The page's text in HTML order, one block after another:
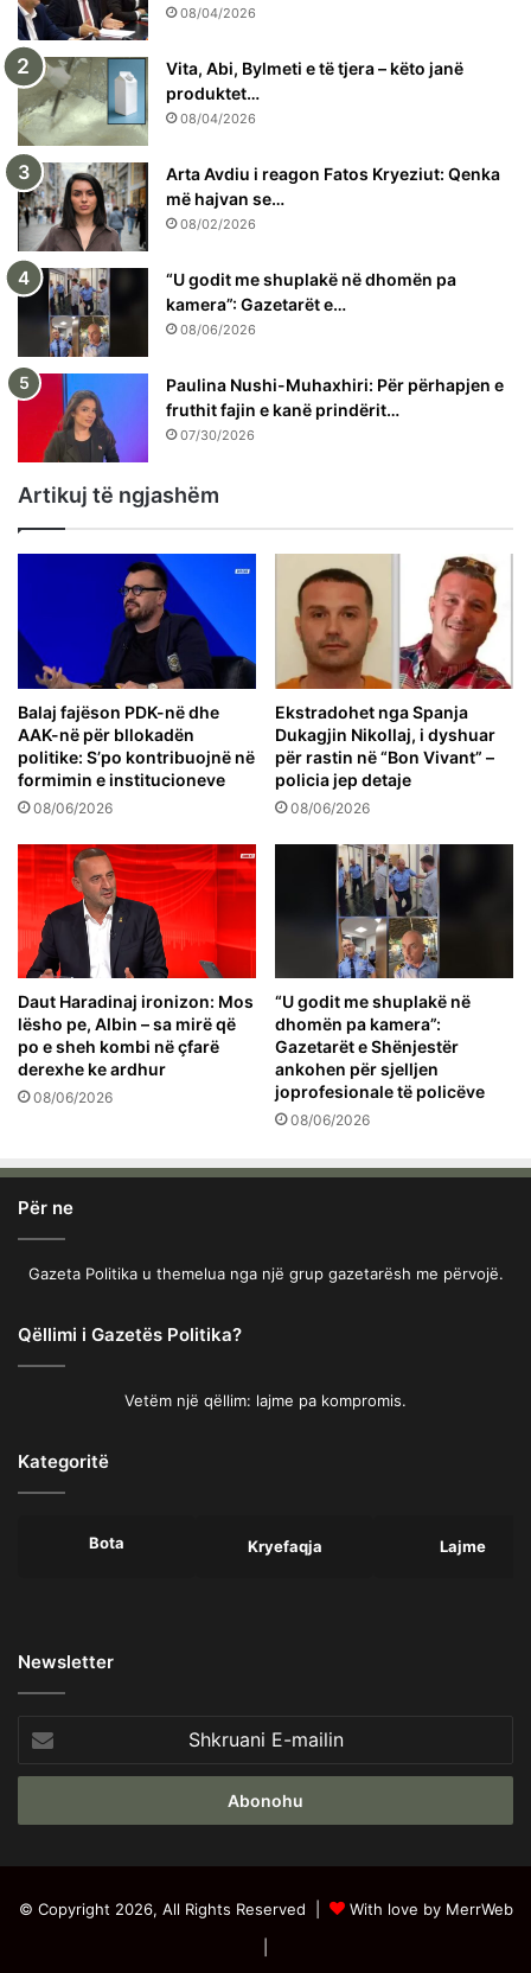
08/04/2026
Vita, Abi, Bylmeti e të tjera – këto janë
produktet…
08/04/2026
Arta Avdiu i reagon Fatos Kryeziut: Qenka
më hajvan se…
08/02/2026
“U godit me shuplakë në dhomën pa
kamera”: Gazetarët e…
08/06/2026
Paulina Nushi-Muhaxhiri: Për përhapjen e
fruthit fajin e kanë prindërit…
07/30/2026
Artikuj të ngjashëm
Balaj fajëson PDK-në dhe
AAK-në për bllokadën
politike: S’po kontribuojnë në
formimin e institucioneve
08/06/2026
Ekstradohet nga Spanja
Dukagjin Nikollaj, i dyshuar
për rastin në “Bon Vivant” –
policia jep detaje
08/06/2026
Daut Haradinaj ironizon: Mos
lësho pe, Albin – sa mirë që
po e sheh kombi në çfarë
derexhe ke ardhur
08/06/2026
“U godit me shuplakë në
dhomën pa kamera”:
Gazetarët e Shënjestër
ankohen për sjelljen
joprofesionale të policëve
08/06/2026
Për ne
Gazeta Politika u themelua nga një grup gazetarësh me përvojë.
Qëllimi i Gazetës Politika?
Vetëm një qëllim: lajme pa kompromis.
Kategoritë
Bota Kryefaqja Lajme
Newsletter
E-
mailin
© Copyright 2026, All Rights Reserved |
With love by MerrWeb